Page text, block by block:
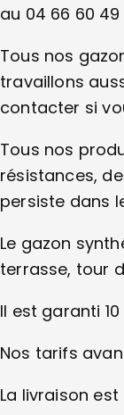
au 04 66 60
Tous nos
travaillons
contacter si
Tous nos
résistances,
persiste dans
Le gazon
terrasse, tour
Il est garanti
Nos tarifs
La livraison